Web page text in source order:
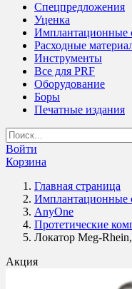
Спецпредложения
Уценка
Имплантационные
Расходные
Инструменты
Все для PRF
Оборудование
Боры
Печатные издания
Войти
Корзина
Главная страница
Имплантационные
AnyOne
Протетические
Локатор Meg-
Акция